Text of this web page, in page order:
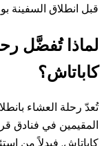
قبل انطلاق السفينة
لماذا تُفضَّل
كاباتاش؟
تُعدّ رحلة العشاء
المقيمين في فنادق